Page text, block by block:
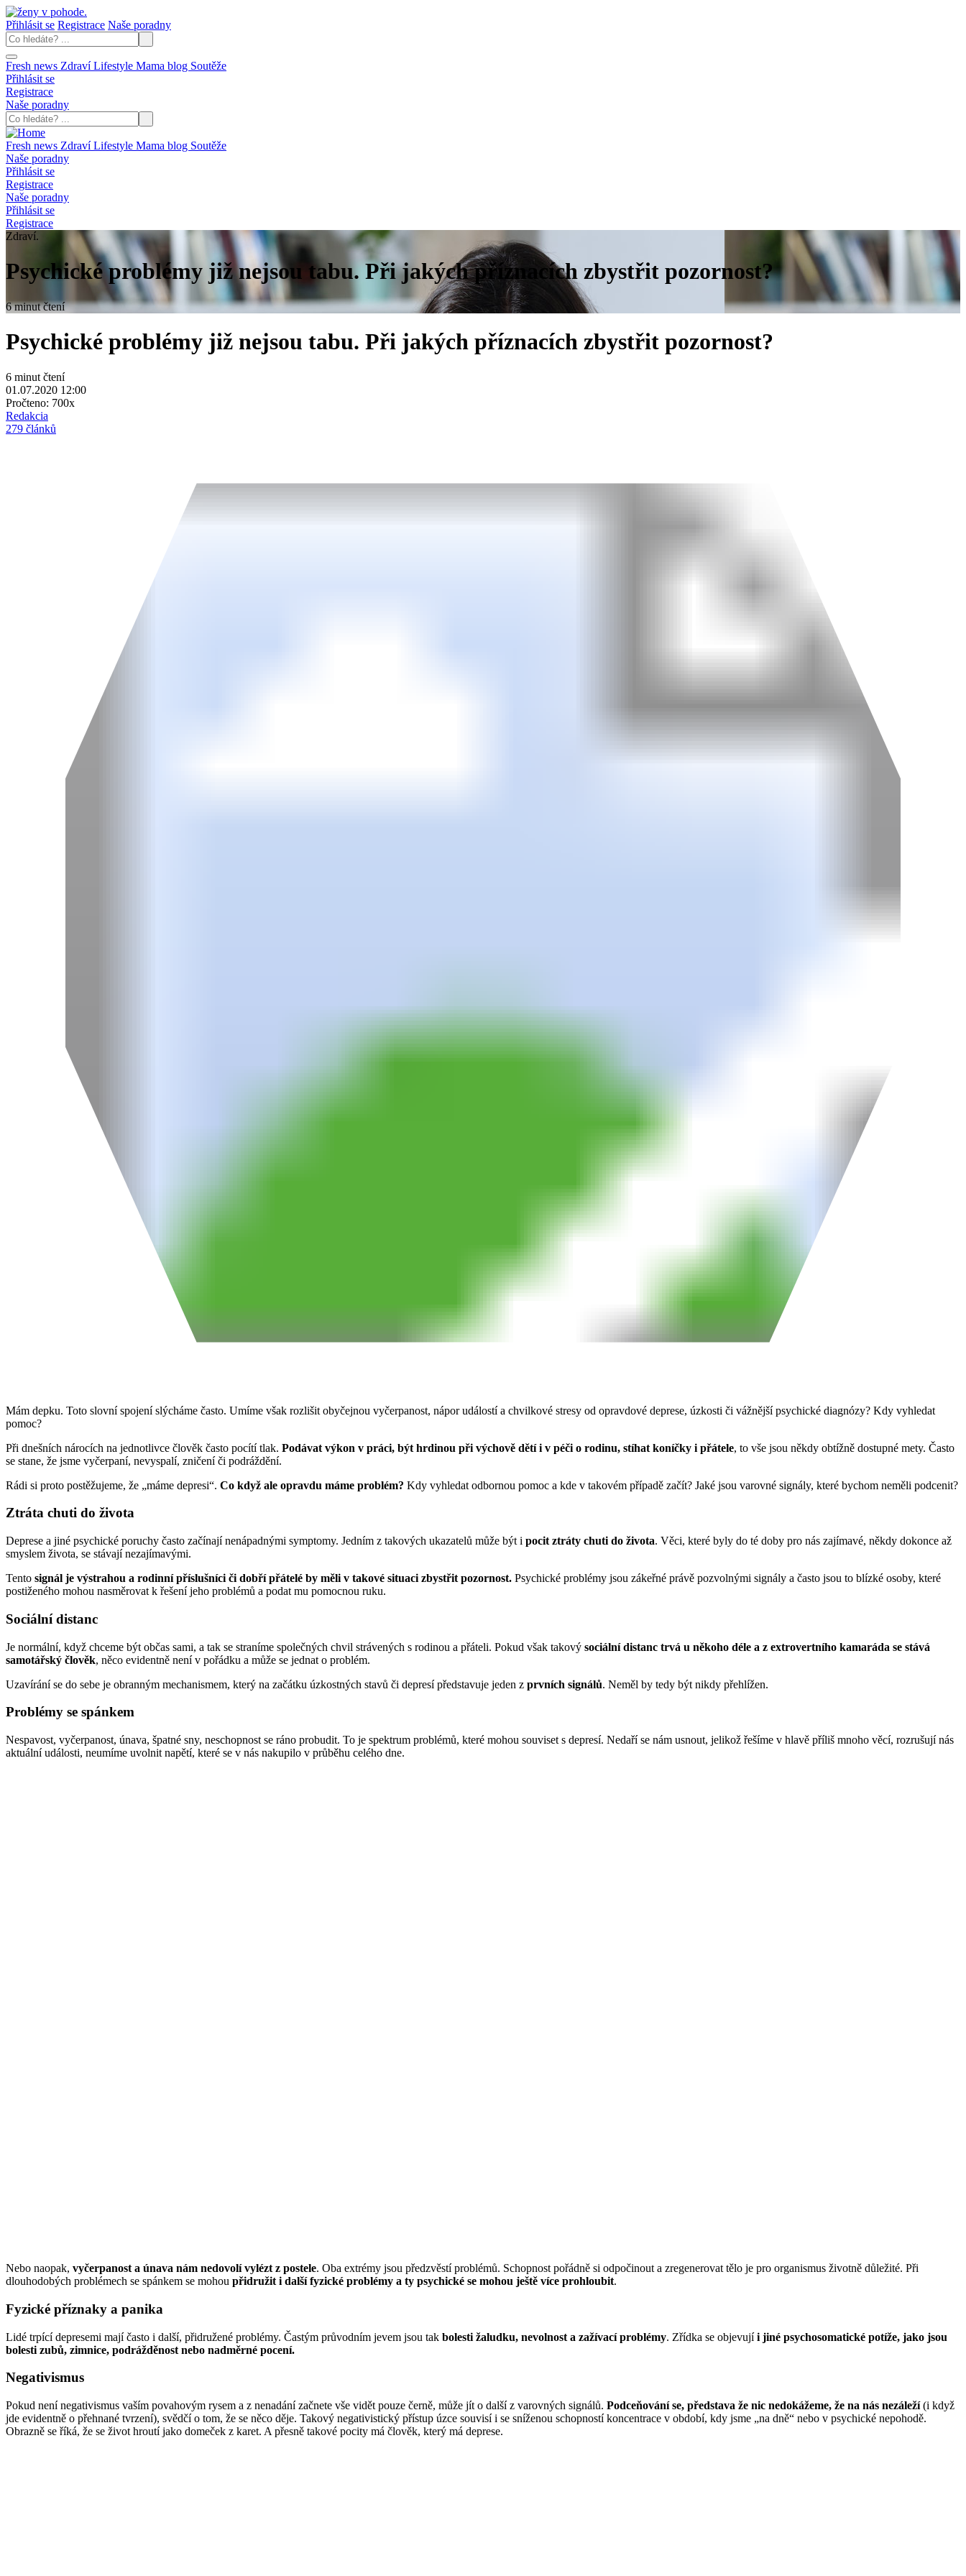
Přihlásit se Registrace Naše poradny
Fresh news ZdravíLifestyle Mama blog Soutěže
Přihlásit se
Registrace
Naše poradny
Fresh news ZdravíLifestyle Mama blog Soutěže
Naše poradny
Přihlásit se
Registrace
Naše poradny
Přihlásit se
Registrace
Zdraví.
Psychické problémy již nejsou tabu. Při jakých příznacích zbystřit pozornost?
6 minut čtení
Psychické problémy již nejsou tabu. Při jakých příznacích zbystřit pozornost?
6 minut čtení
01.07.2020 12:00
Pročteno: 700x
Redakcia
279 článků
Mám depku. Toto slovní spojení slýcháme často. Umíme však rozlišit obyčejnou vyčerpanost, nápor událostí a chvilkové stresy od opravdové deprese, úzkosti či vážnější psychické diagnózy? Kdy vyhledat
pomoc?
Při dnešních nárocích na jednotlivce člověk často pocítí tlak. Podávat výkon v práci, být hrdinou při výchově dětí i v péči o rodinu, stíhat koníčky i přátele, to vše jsou někdy obtížně dostupné mety. Často
se stane, že jsme vyčerpaní, nevyspalí, zničení či podráždění.
Rádi si proto postěžujeme, že „máme depresi“. Co když ale opravdu máme problém? Kdy vyhledat odbornou pomoc a kde v takovém případě začít? Jaké jsou varovné signály, které bychom neměli podcenit?
Ztráta chuti do života
Deprese a jiné psychické poruchy často začínají nenápadnými symptomy. Jedním z takových ukazatelů může být i pocit ztráty chuti do života. Věci, které byly do té doby pro nás zajímavé, někdy dokonce až
smyslem života, se stávají nezajímavými.
Tento signál je výstrahou a rodinní příslušníci či dobří přátelé by měli v takové situaci zbystřit pozornost. Psychické problémy jsou zákeřné právě pozvolnými signály a často jsou to blízké osoby, které
postiženého mohou nasměrovat k řešení jeho problémů a podat mu pomocnou ruku.
Sociální distanc
Je normální, když chceme být občas sami, a tak se straníme společných chvil strávených s rodinou a přáteli. Pokud však takový sociální distanc trvá u někoho déle a z extrovertního kamaráda se stává
samotářský člověk, něco evidentně není v pořádku a může se jednat o problém.
Uzavírání se do sebe je obranným mechanismem, který na začátku úzkostných stavů či depresí představuje jeden z prvních signálů. Neměl by tedy být nikdy přehlížen.
Problémy se spánkem
Nespavost, vyčerpanost, únava, špatné sny, neschopnost se ráno probudit. To je spektrum problémů, které mohou souviset s depresí. Nedaří se nám usnout, jelikož řešíme v hlavě příliš mnoho věcí, rozrušují nás
aktuální události, neumíme uvolnit napětí, které se v nás nakupilo v průběhu celého dne.
Nebo naopak, vyčerpanost a únava nám nedovolí vylézt z postele. Oba extrémy jsou předzvěstí problémů. Schopnost pořádně si odpočinout a zregenerovat tělo je pro organismus životně důležité. Při
dlouhodobých problémech se spánkem se mohou přidružit i další fyzické problémy a ty psychické se mohou ještě více prohloubit.
Fyzické příznaky a panika
Lidé trpící depresemi mají často i další, přidružené problémy. Častým průvodním jevem jsou tak bolesti žaludku, nevolnost a zažívací problémy. Zřídka se objevujíi ​​jiné psychosomatické potíže, jako jsou
bolesti zubů, zimnice, podrážděnost nebo nadměrné pocení.
Negativismus
Pokud není negativismus vaším povahovým rysem a z nenadání začnete vše vidět pouze černě, může jít o další z varovných signálů. Podceňování se, představa že nic nedokážeme, že na nás nezáleží(i když
jde evidentně o přehnané tvrzení), svědčí o tom, že se něco děje. Takový negativistický přístup úzce souvisí i se sníženou schopností koncentrace v období, kdy jsme „na dně“ nebo v psychické nepohodě.
Obrazně se říká, že se život hroutí jako domeček z karet. A přesně takové pocity má člověk, který má deprese.